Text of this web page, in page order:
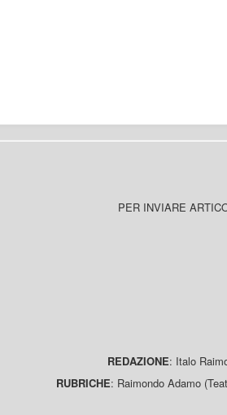
PER INVIARE
REDAZIONE: Italo
RUBRICHE: Raimondo Adamo